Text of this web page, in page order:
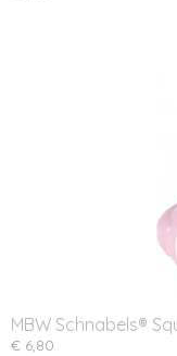
MBW Schnabels®
€ 6,80